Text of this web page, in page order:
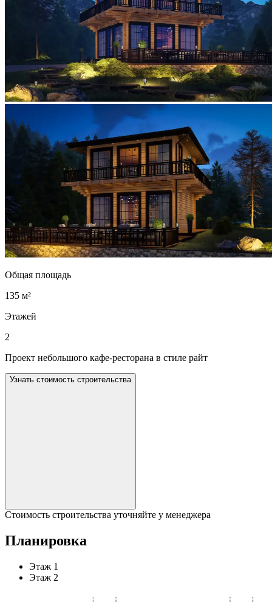
Общая площадь
135 м²
Этажей
2
Проект небольшого кафе-ресторана в стиле райт
Узнать стоимость строительства
Стоимость строительства уточняйте у менеджера
Планировка
Этаж 1
Этаж 2